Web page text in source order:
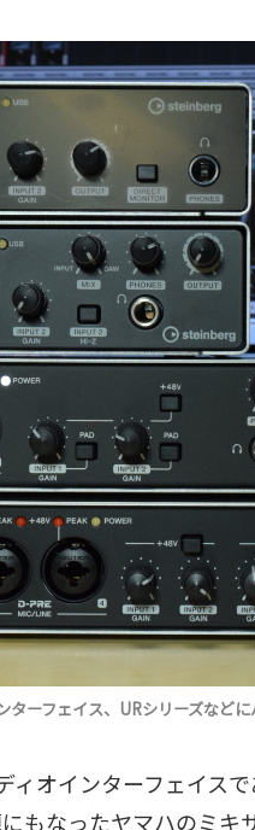
ーフェイス、URシリーズなど
オインターフェイスで
もなったヤマハのミキサ